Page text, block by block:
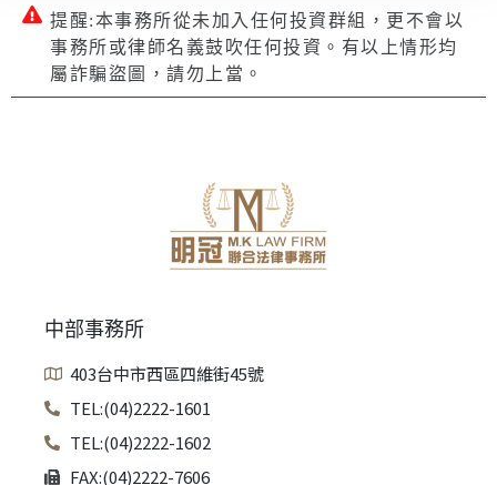
提醒:本事務所從未加入任何投資群組，更不會以
事務所或律師名義鼓吹任何投資。有以上情形均
屬詐騙盜圖，請勿上當。
中部事務所
403台中市西區四維街45號
TEL:(04)2222-1601
TEL:(04)2222-1602
FAX:(04)2222-7606